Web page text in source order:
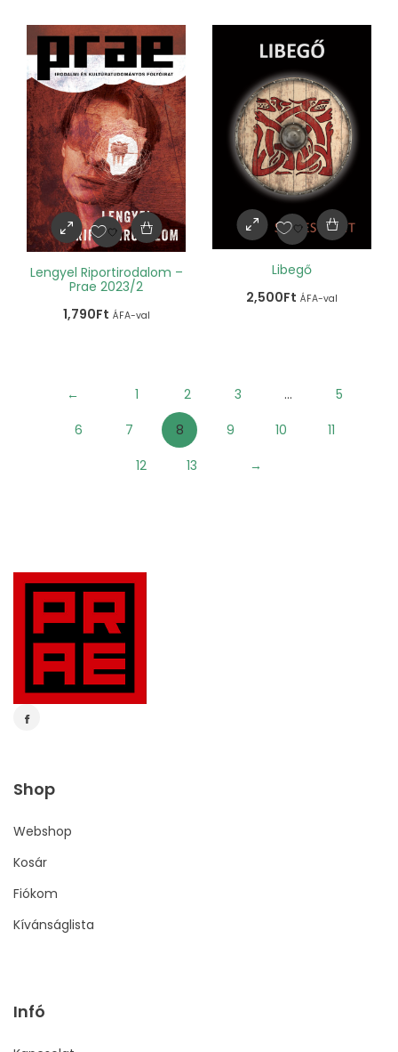
Lengyel Riportirodalom –
Prae 2023/2
1,790Ft ÁFA-val
Libegő
2,500Ft ÁFA-val
← 1 2 3 …
5
6
7 8 9 10
11
12
13 →
Shop
Webshop
Kosár
Fiókom
Kívánságlista
Infó